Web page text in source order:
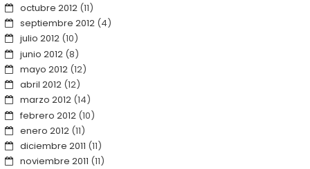
octubre 2012(11)
septiembre 2012(4)
julio 2012(10)
junio 2012(8)
mayo 2012(12)
abril 2012(12)
marzo 2012(14)
febrero 2012(10)
enero 2012(11)
diciembre 2011 (11)
noviembre 2011 (11)